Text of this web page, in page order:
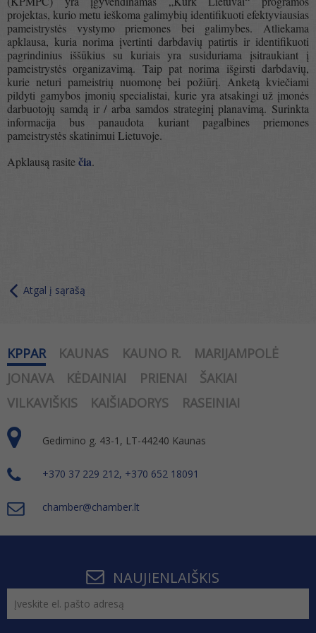
projektas, kurio metu ieškoma galimybių identifikuoti efektyviausias
pameistrystės vystymo priemones bei galimybes. Atliekama
apklausa, kuria norima įvertinti darbdavių patirtis ir identifikuoti
pagrindinius iššūkius su kuriais yra susiduriama įsitraukiant į
pameistrystės organizavimą. Taip pat norima išgirsti darbdavių,
kurie neturi pameistrių nuomonę bei požiūrį. Anketą kviečiami
pildyti gamybos įmonių specialistai, kurie yra atsakingi už įmonės
darbuotojų samdą ir / arba samdos strateginį planavimą. Surinkta
informacija bus panaudota kuriant pagalbines priemones
pameistrystės skatinimui Lietuvoje.
Apklausą rasitečia.
Atgal į sąrašą
KPPAR KAUNAS KAUNO R.
MARIJAMPOLĖ
JONAVA
KĖDAINIAI PRIENAI
ŠAKIAI
VILKAVIŠKIS
KAIŠIADORYS RASEINIAI
Gedimino g. 43-1, LT-44240 Kaunas
+370 37 229 212, +370 652 18091
chamber@chamber.lt
NAUJIENLAIŠKIS